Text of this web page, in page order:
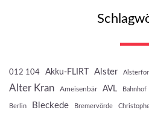
012 104 Akku-FLIRT Alster
Alter Kran Ameisenbär AVL Bahnhof
Berlin Bleckede Bremervörde